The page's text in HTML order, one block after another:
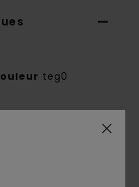
teg0
50 % coton recyclé,
recyclé [350 g/m2]